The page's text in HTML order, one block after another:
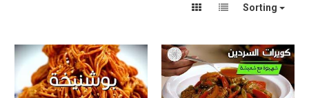
Sorting